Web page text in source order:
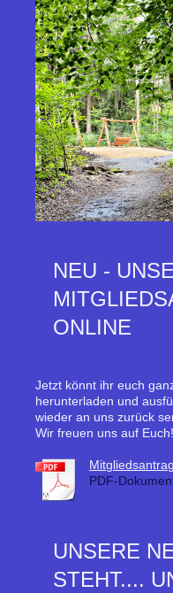
NEU -
ONLINE
Jetzt könnt ihr euch
herunterladen und
wieder an uns zurück
Wir freuen uns auf
PDF-
UNSERE
STEHT....